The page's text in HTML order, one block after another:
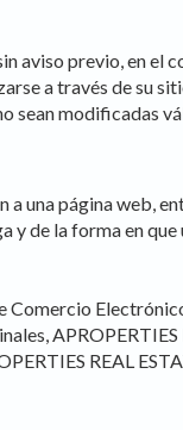
aviso previo, en el
a través de su
sean modificadas
una página web,
y de la forma en
APROPERTIES
REAL